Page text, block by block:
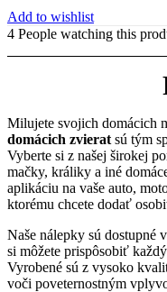
Add to wishlist
4 People watching this
Milujete svojich domácich
domácich zvieratsú tým
Vyberte si z našej širokej
mačky, králiky a iné
aplikáciu na vaše auto,
ktorému chcete dodať
Naše nálepky sú dostupné
si môžete prispôsobiť
Vyrobené sú z vysoko
voči poveternostným